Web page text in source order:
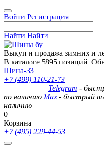
Войти Регистрация
Найти Найти
Выкуп и продажа зимних и
В каталоге 5895 позиций.
Шина-33
+7 (499) 110-21-73
Telegram -
по наличию Max - быстрый
наличию
0
Корзина
+7 (495) 229-44-53